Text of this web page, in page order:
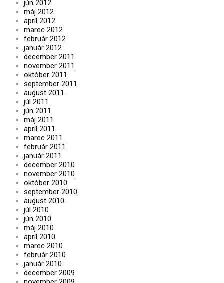
jún 2012
máj 2012
apríl 2012
marec 2012
február 2012
január 2012
december 2011
november 2011
október 2011
september 2011
august 2011
júl 2011
jún 2011
máj 2011
apríl 2011
marec 2011
február 2011
január 2011
december 2010
november 2010
október 2010
september 2010
august 2010
júl 2010
jún 2010
máj 2010
apríl 2010
marec 2010
február 2010
január 2010
december 2009